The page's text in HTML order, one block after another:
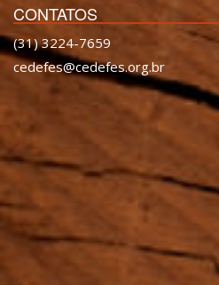
CONTATOS
(31) 3224-7659
cedefes@cedefes.org.br